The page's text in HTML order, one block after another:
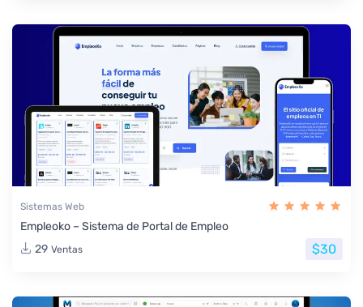
Sistemas Web
Empleoko – Sistema de Portal de Empleo
29 Ventas $30